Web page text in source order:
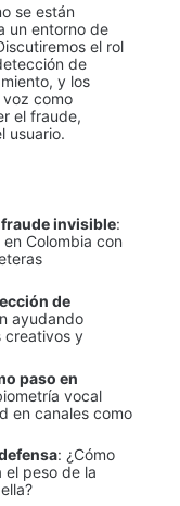
se están
un entorno de
el rol
de
y los
como
el fraude,
usuario.
invisible:
Colombia con
de
ayudando
creativos y
paso en
vocal
en canales como
: ¿Cómo
el peso de la